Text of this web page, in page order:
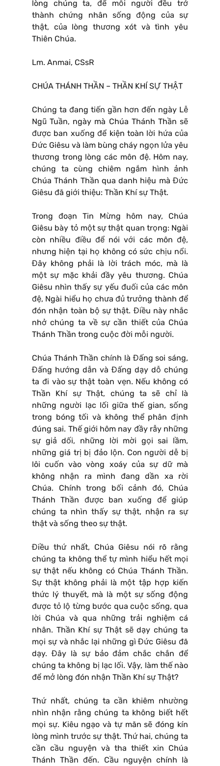
lòng chúng ta, để mỗi người đều trở
thành chứng nhân sống động của sự
thật, của lòng thương xót và tình yêu
Thiên Chúa.
Lm. Anmai, CSsR
CHÚA THÁNH THẦN – THẦN KHÍ SỰ THẬT
Chúng ta đang tiến gần hơn đến ngày Lễ
Ngũ Tuần, ngày mà Chúa Thánh Thần sẽ
được ban xuống để kiện toàn lời hứa của
Đức Giêsu và làm bùng cháy ngọn lửa yêu
thương trong lòng các môn đệ. Hôm nay,
chúng ta cùng chiêm ngắm hình ảnh
Chúa Thánh Thần qua danh hiệu mà Đức
Giêsu đã giới thiệu: Thần Khí sự Thật.
Trong đoạn Tin Mừng hôm nay, Chúa
Giêsu bày tỏ một sự thật quan trọng: Ngài
còn nhiều điều để nói với các môn đệ,
nhưng hiện tại họ không có sức chịu nổi.
Đây không phải là lời trách móc, mà là
một sự mặc khải đầy yêu thương. Chúa
Giêsu nhìn thấy sự yếu đuối của các môn
đệ, Ngài hiểu họ chưa đủ trưởng thành để
đón nhận toàn bộ sự thật. Điều này nhắc
nhở chúng ta về sự cần thiết của Chúa
Thánh Thần trong cuộc đời mỗi người.
Chúa Thánh Thần chính là Đấng soi sáng,
Đấng hướng dẫn và Đấng dạy dỗ chúng
ta đi vào sự thật toàn vẹn. Nếu không có
Thần Khí sự Thật, chúng ta sẽ chỉ là
những người lạc lối giữa thế gian, sống
trong bóng tối và không thể phân định
đúng sai. Thế giới hôm nay đầy rẫy những
sự giả dối, những lời mời gọi sai lầm,
những giá trị bị đảo lộn. Con người dễ bị
lôi cuốn vào vòng xoáy của sự dữ mà
không nhận ra mình đang dần xa rời
Chúa. Chính trong bối cảnh đó, Chúa
Thánh Thần được ban xuống để giúp
chúng ta nhìn thấy sự thật, nhận ra sự
thật và sống theo sự thật.
Điều thứ nhất, Chúa Giêsu nói rõ rằng
chúng ta không thể tự mình hiểu hết mọi
sự thật nếu không có Chúa Thánh Thần.
Sự thật không phải là một tập hợp kiến
thức lý thuyết, mà là một sự sống động
được tỏ lộ từng bước qua cuộc sống, qua
lời Chúa và qua những trải nghiệm cá
nhân. Thần Khí sự Thật sẽ dạy chúng ta
mọi sự và nhắc lại những gì Đức Giêsu đã
dạy. Đây là sự bảo đảm chắc chắn để
chúng ta không bị lạc lối. Vậy, làm thế nào
để mở lòng đón nhận Thần Khí sự Thật?
Thứ nhất, chúng ta cần khiêm nhường
nhìn nhận rằng chúng ta không biết hết
mọi sự. Kiêu ngạo và tự mãn sẽ đóng kín
lòng mình trước sự thật. Thứ hai, chúng ta
cần cầu nguyện và tha thiết xin Chúa
Thánh Thần đến. Cầu nguyện chính là